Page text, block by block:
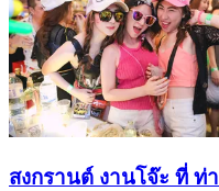
สงกรานต์ งานโจ๊ะ ที่ ท่